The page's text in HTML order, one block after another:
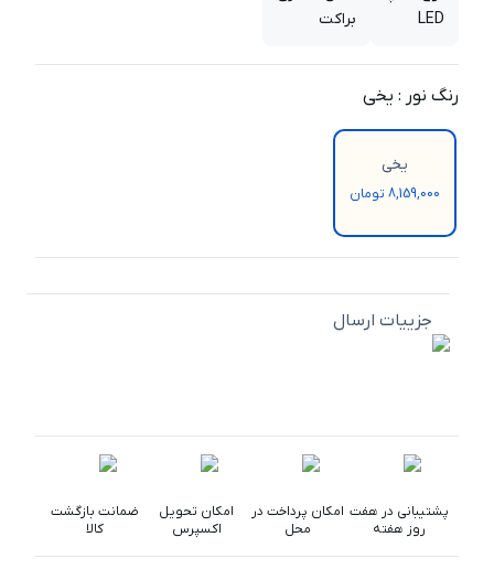
LED
براکت
رنگ نور : یخی
یخی
8,159,000 تومان
جزییات ارسال
پشتیبانی در هفت
روز هفته
امکان پرداخت در
محل
امکان تحویل
اکسپرس
ضمانت بازگشت
کالا